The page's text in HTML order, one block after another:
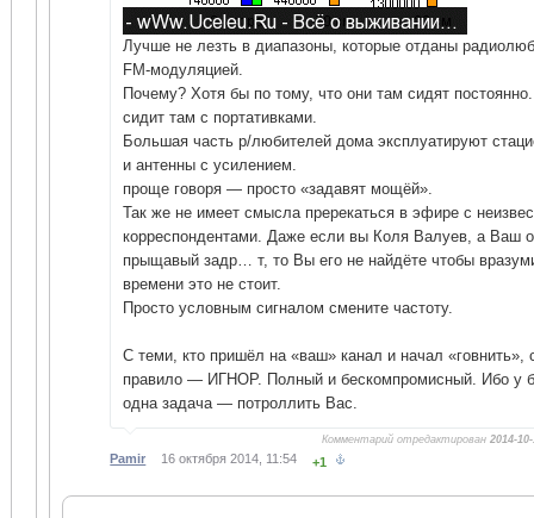
Лучше не лезть в диапазоны, которые отданы
FM-модуляцией.
Почему? Хотя бы по тому, что они там сидят
сидит там с портативками.
Большая часть р/любителей дома эксплуатируют
и антенны с усилением.
проще говоря — просто «задавят мощёй».
Так же не имеет смысла пререкаться в эфире с
корреспондентами. Даже если вы Коля Валуев, а Ваш
прыщавый задр… т, то Вы его не найдёте чтобы
времени это не стоит.
Просто условным сигналом смените частоту.
С теми, кто пришёл на «ваш» канал и начал «говнить»,
правило — ИГНОР. Полный и бескомпромисный. Ибо у
одна задача — потроллить Вас.
Комментарий отредактирован2014-
Pamir 16 октября 2014, 11:54 +1